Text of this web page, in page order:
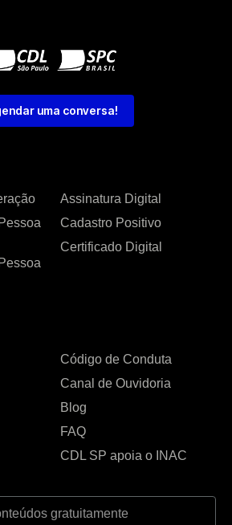
Assinatura Digital
Cadastro Positivo
Certificado Digital
Código de Conduta
Canal de Ouvidoria
Blog
FAQ
CDL SP apoia o INAC
uma conversa!